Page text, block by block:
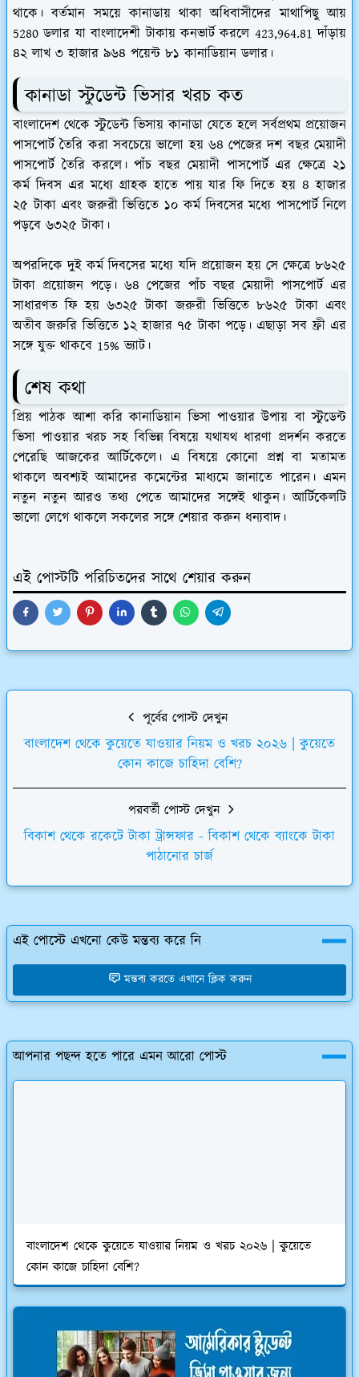
থাকে। বর্তমান সময়ে কানাডায় থাকা অধিবাসীদের মাথাপিছু আয়
5280 ডলার যা বাংলাদেশী টাকায় কনভার্ট করলে 423,964.81 দাঁড়ায়
৪২ লাখ ৩ হাজার ৯৬৪ পয়েন্ট ৮১ কানাডিয়ান ডলার।
কানাডা স্টুডেন্ট ভিসার খরচ কত
বাংলাদেশ থেকে স্টুডেন্ট ভিসায় কানাডা যেতে হলে সর্বপ্রথম প্রয়োজন
পাসপোর্ট তৈরি করা সবচেয়ে ভালো হয় ৬৪ পেজের দশ বছর মেয়াদী
পাসপোর্ট তৈরি করলে। পাঁচ বছর মেয়াদী পাসপোর্ট এর ক্ষেত্রে ২১
কর্ম দিবস এর মধ্যে গ্রাহক হাতে পায় যার ফি দিতে হয় ৪ হাজার
২৫ টাকা এবং জরুরী ভিত্তিতে ১০ কর্ম দিবসের মধ্যে পাসপোর্ট নিলে
পড়বে ৬৩২৫ টাকা।
অপরদিকে দুই কর্ম দিবসের মধ্যে যদি প্রয়োজন হয় সে ক্ষেত্রে ৮৬২৫
টাকা প্রয়োজন পড়ে। ৬৪ পেজের পাঁচ বছর মেয়াদী পাসপোর্ট এর
সাধারণত ফি হয় ৬৩২৫ টাকা জরুরী ভিত্তিতে ৮৬২৫ টাকা এবং
অতীব জরুরি ভিত্তিতে ১২ হাজার ৭৫ টাকা পড়ে। এছাড়া সব ফ্রী এর
সঙ্গে যুক্ত থাকবে 15% ভ্যাট।
শেষ কথা
প্রিয় পাঠক আশা করি কানাডিয়ান ভিসা পাওয়ার উপায় বা স্টুডেন্ট
ভিসা পাওয়ার খরচ সহ বিভিন্ন বিষয়ে যথাযথ ধারণা প্রদর্শন করতে
পেরেছি আজকের আর্টিকেলে। এ বিষয়ে কোনো প্রশ্ন বা মতামত
থাকলে অবশ্যই আমাদের কমেন্টের মাধ্যমে জানাতে পারেন। এমন
নতুন নতুন আরও তথ্য পেতে আমাদের সঙ্গেই থাকুন। আর্টিকেলটি
ভালো লেগে থাকলে সকলের সঙ্গে শেয়ার করুন ধন্যবাদ।
এই পোস্টটি পরিচিতদের সাথে শেয়ার করুন
পূর্বের পোস্ট দেখুন
বাংলাদেশ থেকে কুয়েতে যাওয়ার নিয়ম ও খরচ ২০২৬ | কুয়েতে
কোন কাজে চাহিদা বেশি?
পরবর্তী পোস্ট দেখুন
বিকাশ থেকে রকেটে টাকা ট্রান্সফার - বিকাশ থেকে ব্যাংকে টাকা
পাঠানোর চার্জ
এই পোস্টে এখনো কেউ মন্তব্য করে নি
মন্তব্য করতে এখানে ক্লিক করুন
আপনার পছন্দ হতে পারে এমন আরো পোস্ট
বাংলাদেশ থেকে কুয়েতে যাওয়ার নিয়ম ও খরচ ২০২৬ | কুয়েতে
কোন কাজে চাহিদা বেশি?